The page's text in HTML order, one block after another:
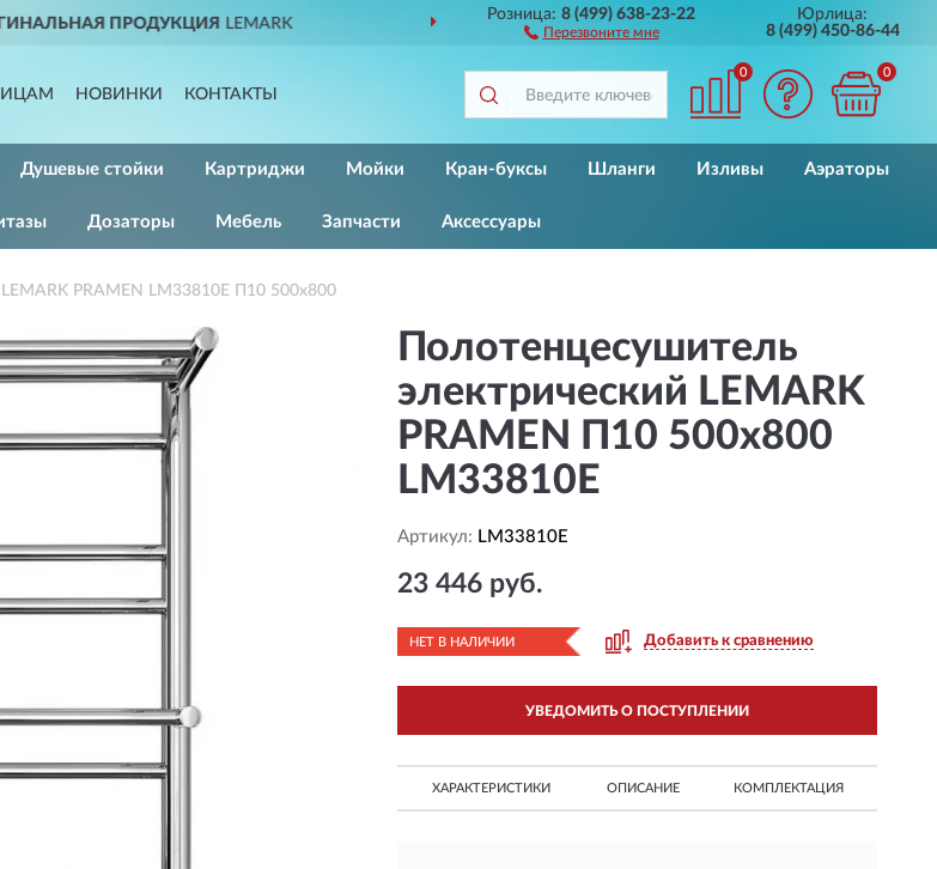
ДОСТАВИМ ПО ВСЕЙ РОССИИ ДО 2
Розница:8 (499) 638-23-22
Перезвоните мне
Юрлица:
8 (499) 450-86-44
НОВИНКИ КОНТАКТЫ
0 0
Душевые стойки Картриджи Мойки Кран-буксы Шланги Изливы Аэраторы
Дозаторы Мебель Запчасти Аксессуары
PRAMEN LM33810E П10 500x800
Полотенцесушитель
электрический LEMARK
PRAMEN П10 500x800
LM33810E
Артикул: LM33810E
23 446 руб.
НЕТ В НАЛИЧИИ Добавить к сравнению
УВЕДОМИТЬ О ПОСТУПЛЕНИИ
ХАРАКТЕРИСТИКИ ОПИСАНИЕ КОМПЛЕКТАЦИЯ